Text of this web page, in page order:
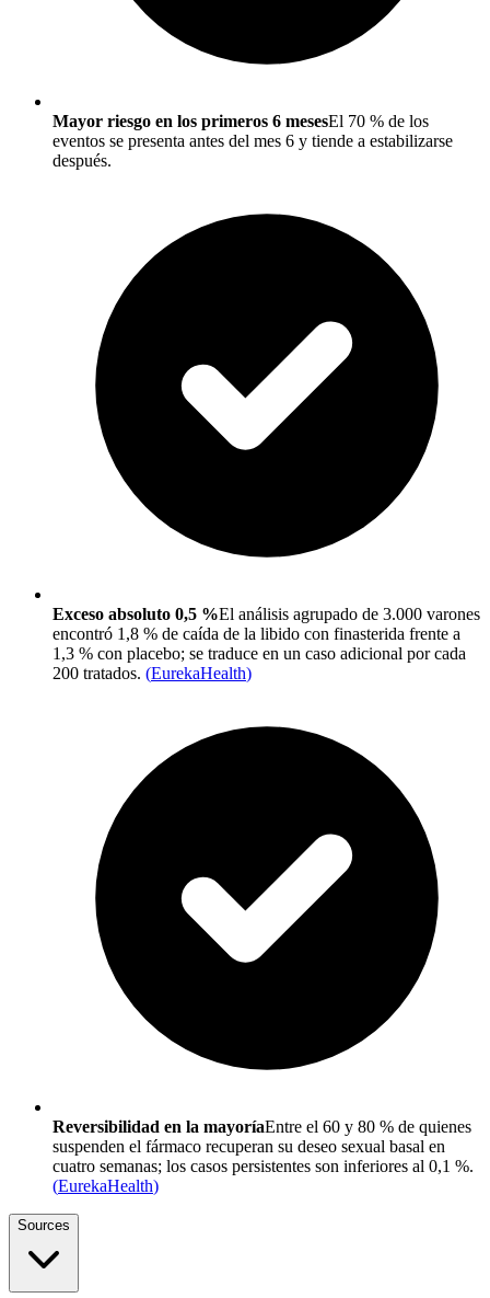
Mayor riesgo en los primeros 6 mesesEl 70 % de los
eventos se presenta antes del mes 6 y tiende a estabilizarse
después.
Exceso absoluto 0,5 %El análisis agrupado de 3.000 varones
encontró 1,8 % de caída de la libido con finasterida frente a
1,3 % con placebo; se traduce en un caso adicional por cada
200 tratados. (EurekaHealth)
Reversibilidad en la mayoríaEntre el 60 y 80 % de quienes
suspenden el fármaco recuperan su deseo sexual basal en
cuatro semanas; los casos persistentes son inferiores al 0,1 %.
(EurekaHealth)
Sources